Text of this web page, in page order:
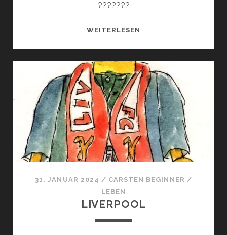
???????
WEITERLESEN
31. JANUAR 2024 / CARSTEN BEGINNER /
LEBEN
LIVERPOOL